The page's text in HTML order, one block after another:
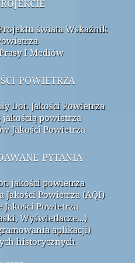
świata Wskaźnik
I Mediów
powietrza
Dot. Jakości Powietrza
jakością powietrza
Jakości Powietrza
pytania
jakości powietrza
Jakości Powietrza (AQI)
Jakości Powietrza
Wyświetlacze...)
aplikacji)
historycznych